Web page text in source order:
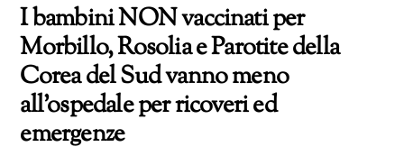
I bambini NON vaccinati per
Morbillo, Rosolia e Parotite della
Corea del Sud vanno meno
all’ospedale per ricoveri ed
emergenze